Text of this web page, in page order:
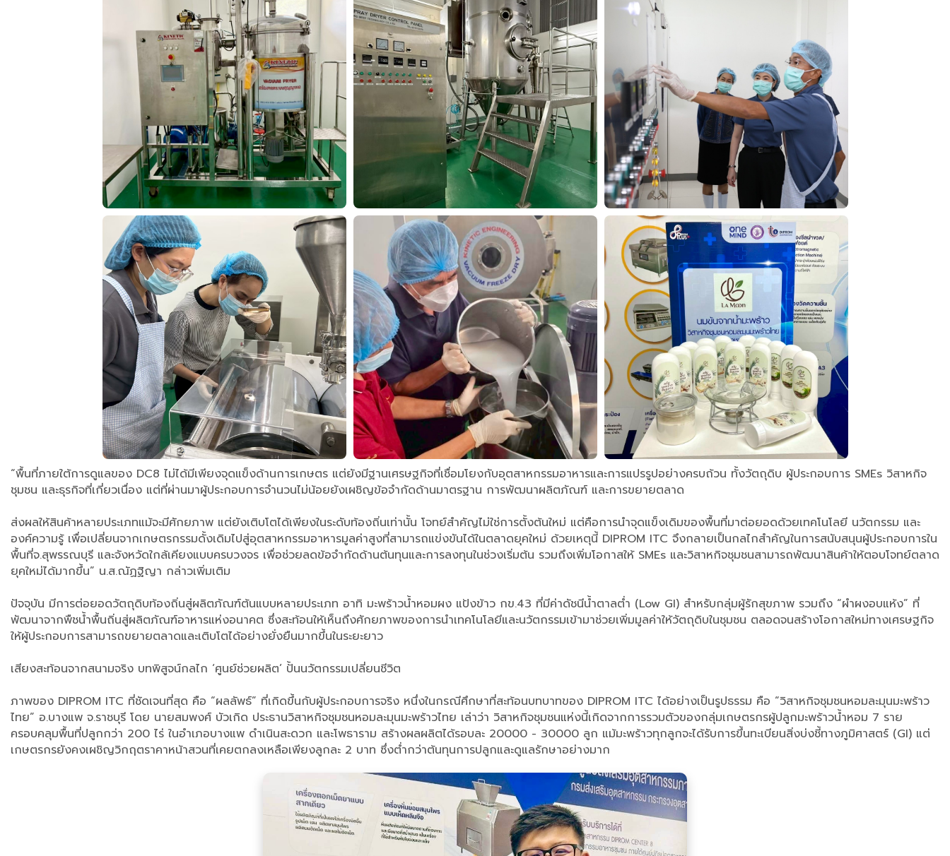
​“พื้นที่ภายใต้การดูแลของ DC8 ไม่ได้มีเพียงจุดแข็งด้านการเกษตร แต่ยังมีฐานเศรษฐกิจที่เชื่อมโยงกับอุตสาหกรรมอาหารและการแปรรูปอย่างครบถ้วน ทั้งวัตถุดิบ ผู้ประกอบการ SMEs วิสาหกิจ
ชุมชน และธุรกิจที่เกี่ยวเนื่อง แต่ที่ผ่านมาผู้ประกอบการจำนวนไม่น้อยยังเผชิญข้อจำกัดด้านมาตรฐาน การพัฒนาผลิตภัณฑ์ และการขยายตลาด
ส่งผลให้สินค้าหลายประเภทแม้จะมีศักยภาพ แต่ยังเติบโตได้เพียงในระดับท้องถิ่นเท่านั้น โจทย์สำคัญไม่ใช่การตั้งต้นใหม่ แต่คือการนำจุดแข็งเดิมของพื้นที่มาต่อยอดด้วยเทคโนโลยี นวัตกรรม และ
องค์ความรู้ เพื่อเปลี่ยนจากเกษตรกรรมดั้งเดิมไปสู่อุตสาหกรรมอาหารมูลค่าสูงที่สามารถแข่งขันได้ในตลาดยุคใหม่ ด้วยเหตุนี้ DIPROM ITC จึงกลายเป็นกลไกสำคัญในการสนับสนุนผู้ประกอบการใน
พื้นที่จ.สุพรรณบุรี และจังหวัดใกล้เคียงแบบครบวงจร เพื่อช่วยลดข้อจำกัดด้านต้นทุนและการลงทุนในช่วงเริ่มต้น รวมถึงเพิ่มโอกาสให้ SMEs และวิสาหกิจชุมชนสามารถพัฒนาสินค้าให้ตอบโจทย์ตลาด
ยุคใหม่ได้มากขึ้น” น.ส.ณัฏฐิญา กล่าวเพิ่มเติม
​ปัจจุบัน มีการต่อยอดวัตถุดิบท้องถิ่นสู่ผลิตภัณฑ์ต้นแบบหลายประเภท อาทิ มะพร้าวน้ำหอมผง แป้งข้าว กข.43 ที่มีค่าดัชนีน้ำตาลต่ำ (Low GI) สำหรับกลุ่มผู้รักสุขภาพ รวมถึง “ผำผงอบแห้ง” ที่
พัฒนาจากพืชน้ำพื้นถิ่นสู่ผลิตภัณฑ์อาหารแห่งอนาคต ซึ่งสะท้อนให้เห็นถึงศักยภาพของการนำเทคโนโลยีและนวัตกรรมเข้ามาช่วยเพิ่มมูลค่าให้วัตถุดิบในชุมชน ตลอดจนสร้างโอกาสใหม่ทางเศรษฐกิจ
ให้ผู้ประกอบการสามารถขยายตลาดและเติบโตได้อย่างยั่งยืนมากขึ้นในระยะยาว
เสียงสะท้อนจากสนามจริง บทพิสูจน์กลไก ‘ศูนย์ช่วยผลิต’ ปั้นนวัตกรรมเปลี่ยนชีวิต
​ภาพของ DIPROM ITC ที่ชัดเจนที่สุด คือ “ผลลัพธ์” ที่เกิดขึ้นกับผู้ประกอบการจริง หนึ่งในกรณีศึกษาที่สะท้อนบทบาทของ DIPROM ITC ได้อย่างเป็นรูปธรรม คือ “วิสาหกิจชุมชนหอมละมุนมะพร้าว
ไทย” อ.บางแพ จ.ราชบุรี โดย นายสมพงศ์ บัวเกิด ประธานวิสาหกิจชุมชนหอมละมุนมะพร้าวไทย เล่าว่า วิสาหกิจชุมชนแห่งนี้เกิดจากการรวมตัวของกลุ่มเกษตรกรผู้ปลูกมะพร้าวน้ำหอม 7 ราย
ครอบคลุมพื้นที่ปลูกกว่า 200 ไร่ ในอำเภอบางแพ ดำเนินสะดวก และโพธาราม สร้างผลผลิตได้รอบละ 20000 - 30000 ลูก แม้มะพร้าวทุกลูกจะได้รับการขึ้นทะเบียนสิ่งบ่งชี้ทางภูมิศาสตร์ (GI) แต่
เกษตรกรยังคงเผชิญวิกฤตราคาหน้าสวนที่เคยตกลงเหลือเพียงลูกละ 2 บาท ซึ่งต่ำกว่าต้นทุนการปลูกและดูแลรักษาอย่างมาก